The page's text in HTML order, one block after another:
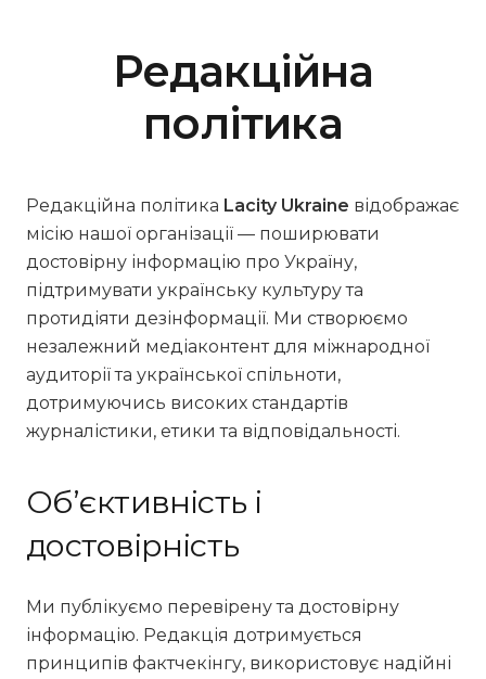
Редакційна
політика
Редакційна політика Lacity Ukraine відображає
місію нашої організації — поширювати
достовірну інформацію про Україну,
підтримувати українську культуру та
протидіяти дезінформації. Ми створюємо
незалежний медіаконтент для міжнародної
аудиторії та української спільноти,
дотримуючись високих стандартів
журналістики, етики та відповідальності.
Об’єктивність і
достовірність
Ми публікуємо перевірену та достовірну
інформацію. Редакція дотримується
принципів фактчекінгу, використовує надійні